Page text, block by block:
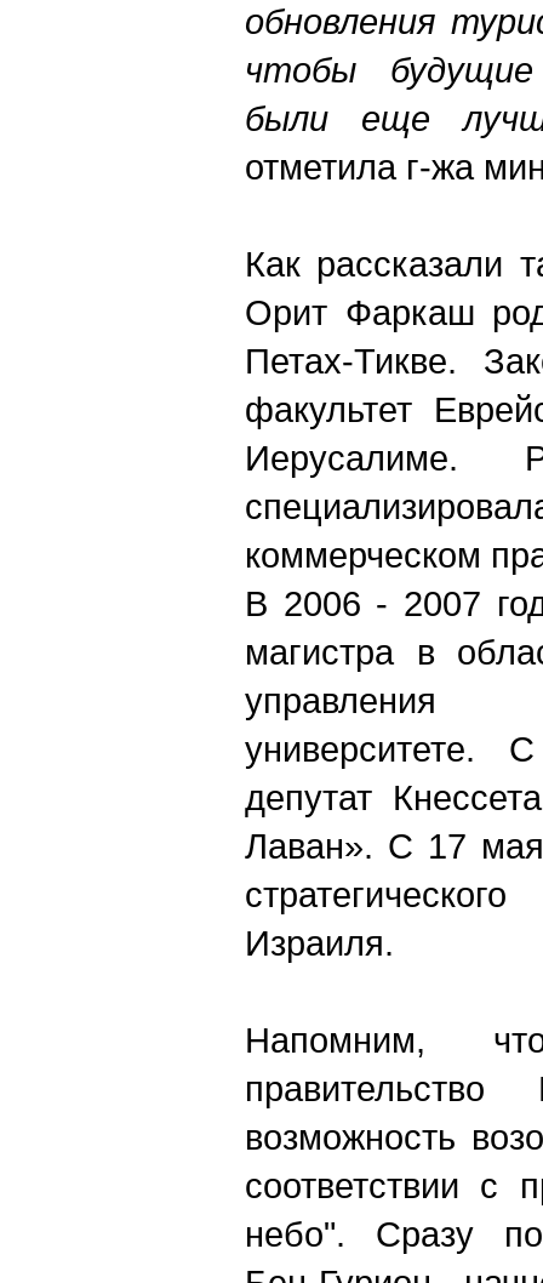
обновления
чтобы
были еще
отметила г-жа
Как рассказали
Орит Фаркаш
Петах-Тикве.
факультет
Иерусалиме.
коммерческом
В 2006 - 2007
магистра в
университете.
депутат
Лаван». С 17
Израиля.
Напомним,
возможность
соответствии с
небо". Сразу